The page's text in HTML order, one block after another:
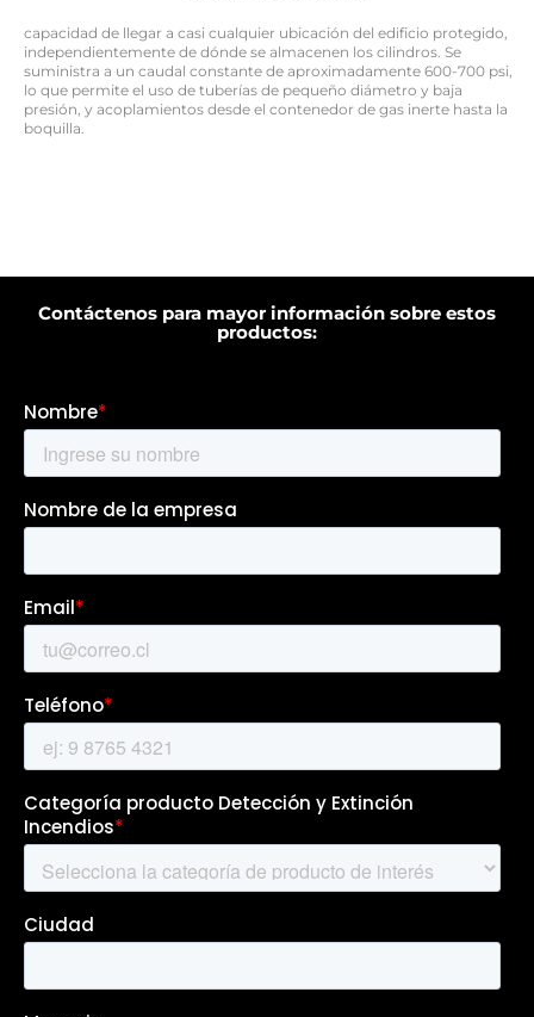
capacidad de llegar a casi cualquier ubicación del edificio protegido,
independientemente de dónde se almacenen los cilindros. Se
suministra a un caudal constante de aproximadamente 600-700 psi,
lo que permite el uso de tuberías de pequeño diámetro y baja
presión, y acoplamientos desde el contenedor de gas inerte hasta la
boquilla.
Contáctenos para mayor información sobre estos
productos: